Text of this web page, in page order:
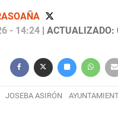
- 14:24 |
JOSEBA ASIRÓN